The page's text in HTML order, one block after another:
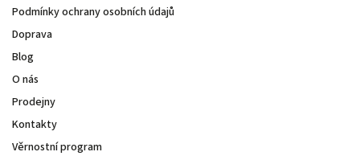
Podmínky ochrany osobních údajů
Doprava
Blog
O nás
Prodejny
Kontakty
Věrnostní program